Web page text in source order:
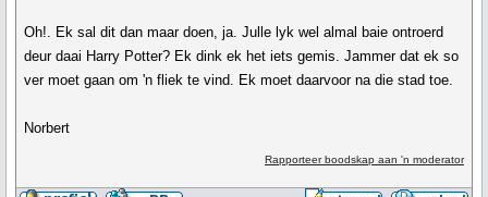
Oh!. Ek sal dit dan maar doen, ja. Julle lyk wel almal baie ontroerd
deur daai Harry Potter? Ek dink ek het iets gemis. Jammer dat ek so
ver moet gaan om 'n fliek te vind. Ek moet daarvoor na die stad toe.
Norbert
Rapporteer boodskap aan 'n moderator